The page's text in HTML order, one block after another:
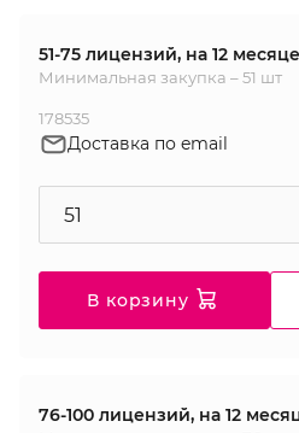
51-75 лицензий, на 12
Минимальная закупка – 51 шт
178535
Доставка по email
В корзину
76-100 лицензий, на 12